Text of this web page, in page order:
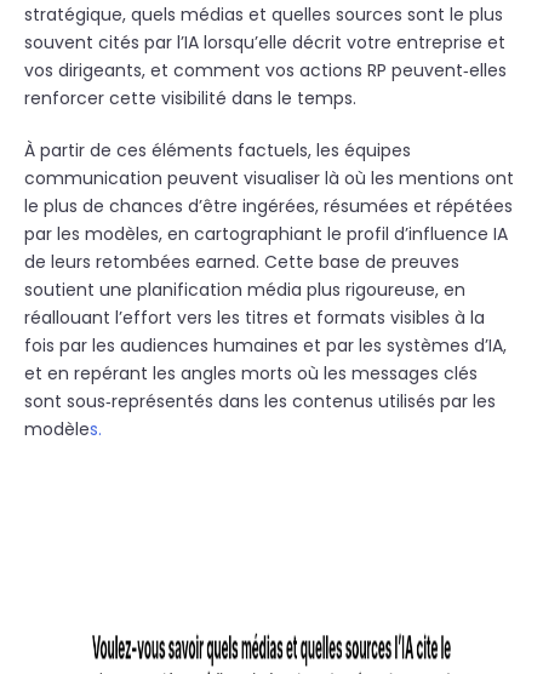
stratégique, quels médias et quelles sources sont le plus
souvent cités par l’IA lorsqu’elle décrit votre entreprise et
vos dirigeants, et comment vos actions RP peuvent‑elles
renforcer cette visibilité dans le temps.
À partir de ces éléments factuels, les équipes
communication peuvent visualiser là où les mentions ont
le plus de chances d’être ingérées, résumées et répétées
par les modèles, en cartographiant le profil d’influence IA
de leurs retombées earned. Cette base de preuves
soutient une planification média plus rigoureuse, en
réallouant l’effort vers les titres et formats visibles à la
fois par les audiences humaines et par les systèmes d’IA,
et en repérant les angles morts où les messages clés
sont sous‑représentés dans les contenus utilisés par les
modèles.